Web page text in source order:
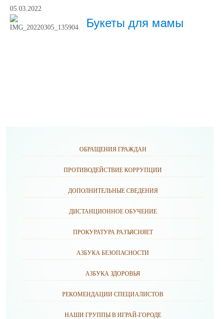
05.03.2022
Букеты для мамы
ОБРАЩЕНИЯ ГРАЖДАН
ПРОТИВОДЕЙСТВИЕ КОРРУПЦИИ
ДОПОЛНИТЕЛЬНЫЕ СВЕДЕНИЯ
ДИСТАНЦИОННОЕ ОБУЧЕНИЕ
ПРОКУРАТУРА РАЗЪЯСНЯЕТ
АЗБУКА БЕЗОПАСНОСТИ
АЗБУКА ЗДОРОВЬЯ
РЕКОМЕНДАЦИИ СПЕЦИАЛИСТОВ
НАШИ ГРУППЫ В ИГРАЙ-ГОРОДЕ